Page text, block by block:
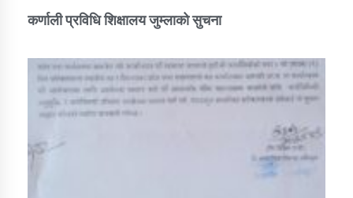
कर्णाली प्रविधि शिक्षालय जुम्लाको सुचना